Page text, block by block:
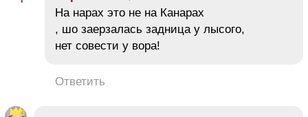
На нарах это не на Канарах
, шо заерзалась задница у лысого,
нет совести у вора!
Ответить